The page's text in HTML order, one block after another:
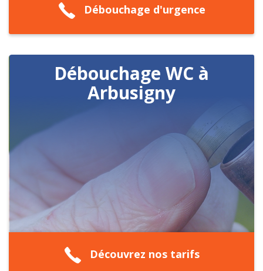
Débouchage d'urgence
Débouchage WC à
Arbusigny
Découvrez nos tarifs